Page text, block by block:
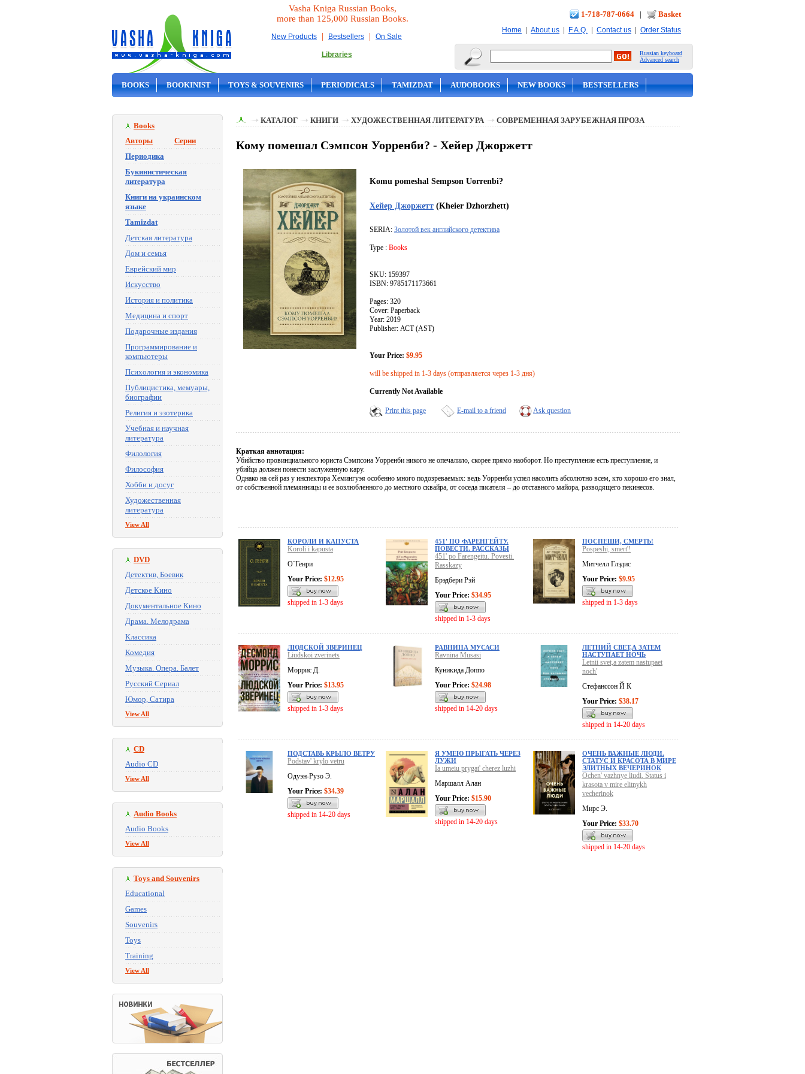
Vasha Kniga Russian Books,
more than 125,000 Russian Books.
New Products | Bestsellers | On Sale
Libraries
1-718-787-0664 | Basket
Home | About us | F.A.Q. | Contact us | Order Status
Russian keyboard
Advanced search
BOOKS BOOKINIST TOYS & SOUVENIRS PERIODICALS TAMIZDAT AUDOBOOKS NEW BOOKS BESTSELLERS
Books
Авторы
Серии
Периодика
Букинистическая
литература
Книги на украинском
языке
Tamizdat
Детская литература
Дом и семья
Еврейский мир
Искусство
История и политика
Медицина и спорт
Подарочные издания
Программирование и
компьютеры
Психология и экономика
Публицистика, мемуары,
биографии
Религия и эзотерика
Учебная и научная
литература
Филология
Философия
Хобби и досуг
Художественная
литература
View All
DVD
Детектив, Боевик
Детское Кино
Документальное Кино
Драма. Мелодрама
Классика
Комедия
Музыка. Опера. Балет
Русский Сериал
Юмор, Сатира
View All
CD
Audio CD
View All
Audio Books
Audio Books
View All
Toys and Souvenirs
Educational
Games
Souvenirs
Toys
Training
View All
КАТАЛОГ КНИГИ ХУДОЖЕСТВЕННАЯ ЛИТЕРАТУРА СОВРЕМЕННАЯ ЗАРУБЕЖНАЯ ПРОЗА
Кому помешал Сэмпсон Уорренби? - Хейер Джоржетт
Komu pomeshal Sempson Uorrenbi?
Хейер Джоржетт (Kheier Dzhorzhett)
SERIA: Золотой век английского детектива
Type : Books
SKU: 159397
ISBN: 9785171173661
Pages: 320
Cover: Paperback
Year: 2019
Publisher: АСТ (AST)
Your Price: $9.95
will be shipped in 1-3 days (отправляется через 1-3 дня)
Currently Not Available
Print this page E-mail to a friend Ask question
Краткая аннотация:
Убийство провинциального юриста Сэмпсона Уорренби никого не опечалило, скорее прямо наоборот. Но преступление есть преступление, и
убийца должен понести заслуженную кару.
Однако на сей раз у инспектора Хемингуэя особенно много подозреваемых: ведь Уорренби успел насолить абсолютно всем, кто хорошо его знал,
от собственной племянницы и ее возлюбленного до местного сквайра, от соседа писателя – до отставного майора, разводящего пекинесов.
КОРОЛИ И КАПУСТА
Koroli i kapusta
О`Генри
Your Price: $12.95
shipped in 1-3 days
451' ПО ФАРЕНГЕЙТУ.
ПОВЕСТИ. РАССКАЗЫ
451' po Farengeitu. Povesti.
Rasskazy
Брэдбери Рэй
Your Price: $34.95
shipped in 1-3 days
ПОСПЕШИ, СМЕРТЬ!
Pospeshi, smert'!
Митчелл Глэдис
Your Price: $9.95
shipped in 1-3 days
ЛЮДСКОЙ ЗВЕРИНЕЦ
Liudskoi zverinets
Моррис Д.
Your Price: $13.95
shipped in 1-3 days
РАВНИНА МУСАСИ
Ravnina Musasi
Куникида Доппо
Your Price: $24.98
shipped in 14-20 days
ЛЕТНИЙ СВЕТ,А ЗАТЕМ
НАСТУПАЕТ НОЧЬ
Letnii svet,a zatem nastupaet
noch'
Стефанссон Й К
Your Price: $38.17
shipped in 14-20 days
ПОДСТАВЬ КРЫЛО ВЕТРУ
Podstav' krylo vetru
Одуэн-Рузо Э.
Your Price: $34.39
shipped in 14-20 days
Я УМЕЮ ПРЫГАТЬ ЧЕРЕЗ
ЛУЖИ
Ia umeiu prygat' cherez luzhi
Маршалл Алан
Your Price: $15.90
shipped in 14-20 days
ОЧЕНЬ ВАЖНЫЕ ЛЮДИ.
СТАТУС И КРАСОТА В МИРЕ
ЭЛИТНЫХ ВЕЧЕРИНОК
Ochen' vazhnye liudi. Status i
krasota v mire elitnykh
vecherinok
Мирс Э.
Your Price: $33.70
shipped in 14-20 days